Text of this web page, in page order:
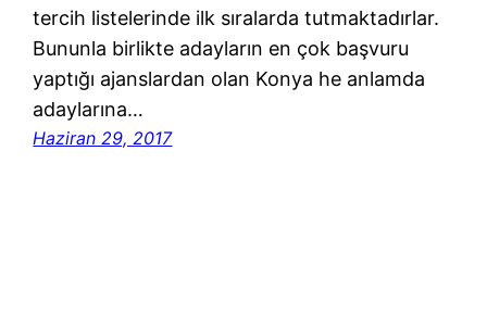
tercih listelerinde ilk sıralarda tutmaktadırlar.
Bununla birlikte adayların en çok başvuru
yaptığı ajanslardan olan Konya he anlamda
adaylarına…
Haziran 29, 2017